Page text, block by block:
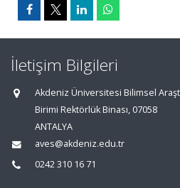
İletişim Bilgileri
Akdeniz Üniversitesi Bilimsel
Birimi Rektörlük Binası, 07058
ANTALYA
aves@akdeniz.edu.tr
0242 310 16 71